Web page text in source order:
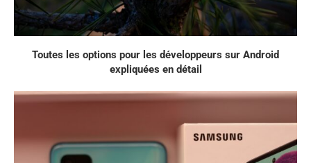
Toutes les options pour les développeurs sur Android
expliquées en détail